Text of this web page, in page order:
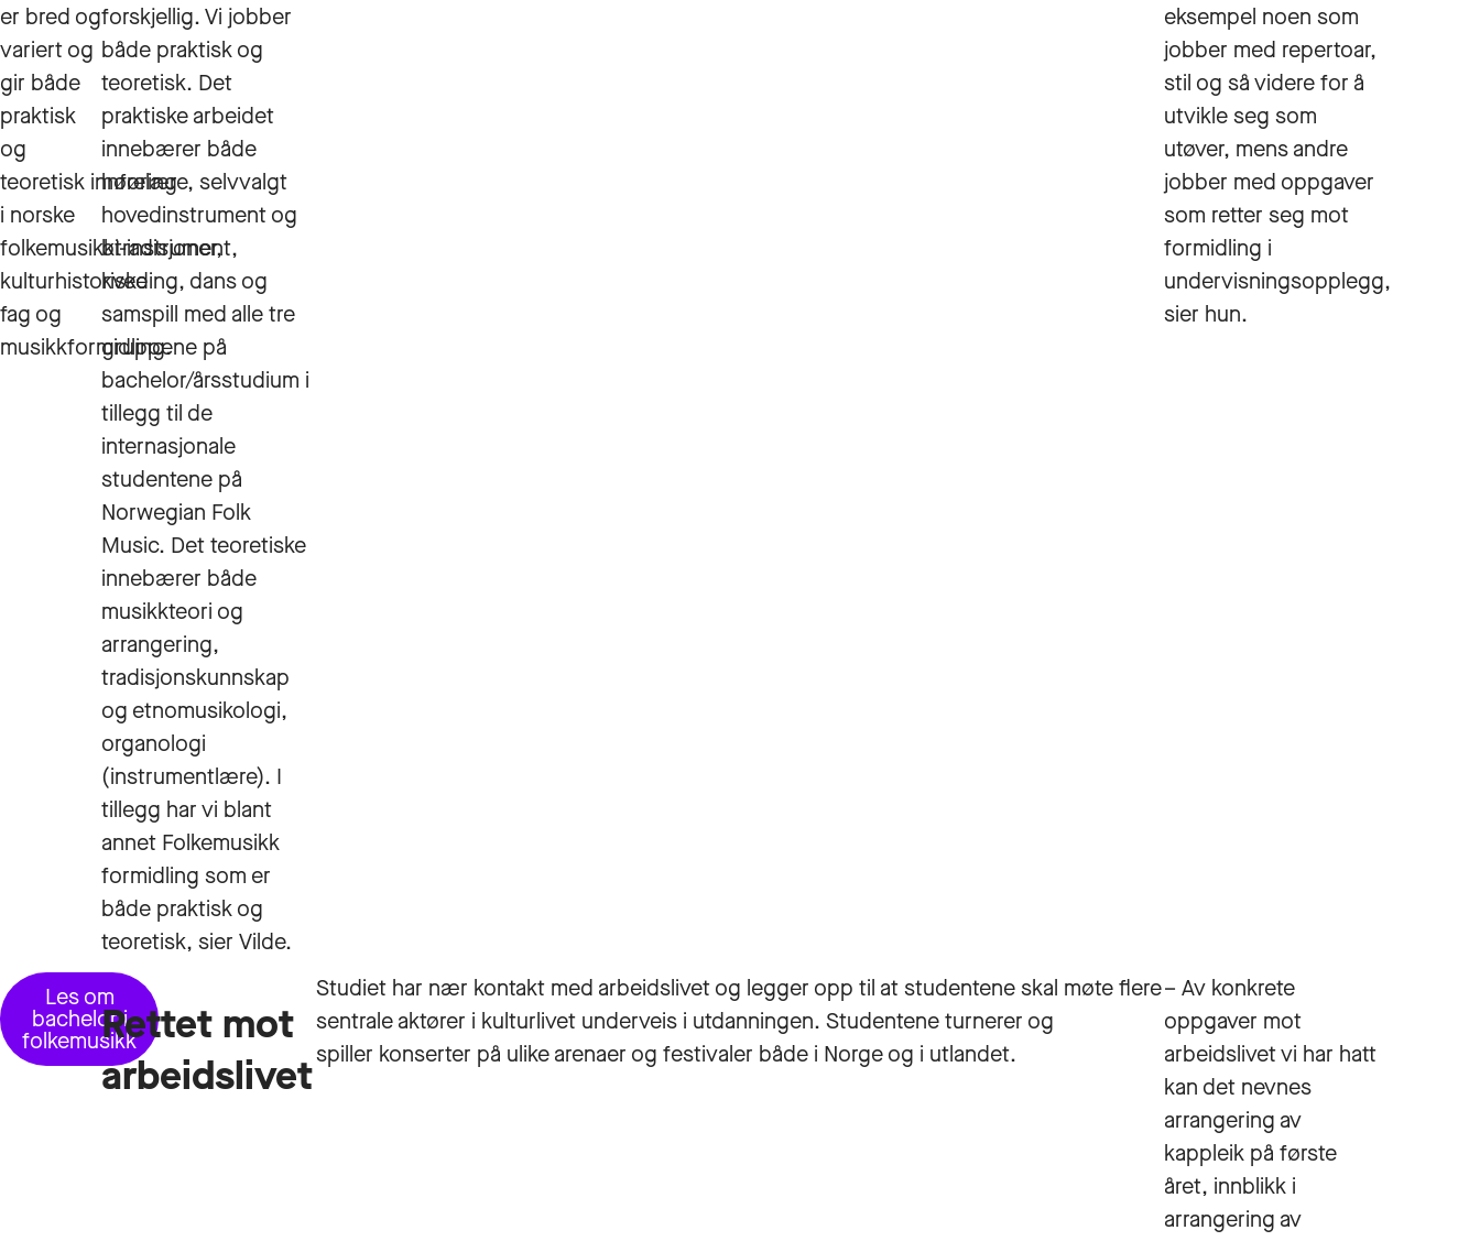
er bred og
variert og
gir både
praktisk
og
teoretisk innføring
i norske
folkemusikktradisjoner,
kulturhistoriske
fag og
musikkformidling.
forskjellig. Vi jobber
både praktisk og
teoretisk. Det
praktiske arbeidet
innebærer både
hørelære, selvvalgt
hovedinstrument og
bi-instrument,
kveding, dans og
samspill med alle tre
gruppene på
bachelor/årsstudium i
tillegg til de
internasjonale
studentene på
Norwegian Folk
Music. Det teoretiske
innebærer både
musikkteori og
arrangering,
tradisjonskunnskap
og etnomusikologi,
organologi
(instrumentlære). I
tillegg har vi blant
annet Folkemusikk
formidling som er
både praktisk og
teoretisk, sier Vilde.
eksempel noen som
jobber med repertoar,
stil og så videre for å
utvikle seg som
utøver, mens andre
jobber med oppgaver
som retter seg mot
formidling i
undervisningsopplegg,
sier hun.
Les om
bachelor i
folkemusikkRettet mot
arbeidslivet
Studiet har nær kontakt med arbeidslivet og legger opp til at studentene skal møte flere
sentrale aktører i kulturlivet underveis i utdanningen. Studentene turnerer og
spiller konserter på ulike arenaer og festivaler både i Norge og i utlandet.
– Av konkrete
oppgaver mot
arbeidslivet vi har hatt
kan det nevnes
arrangering av
kappleik på første
året, innblikk i
arrangering av